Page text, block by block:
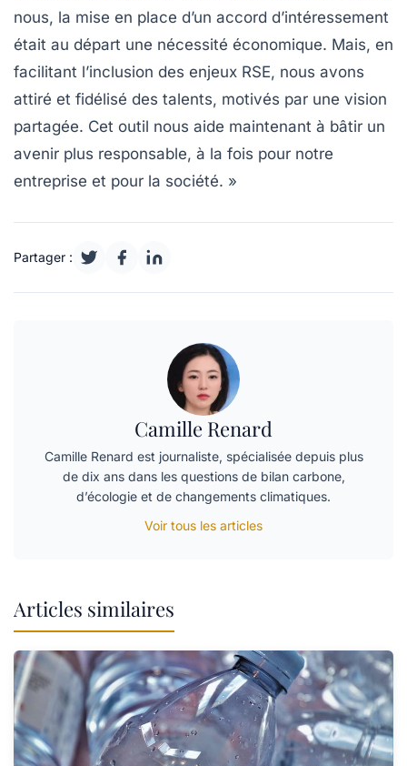
nous, la mise en place d’un accord d’intéressement
était au départ une nécessité économique. Mais, en
facilitant l’inclusion des enjeux RSE, nous avons
attiré et fidélisé des talents, motivés par une vision
partagée. Cet outil nous aide maintenant à bâtir un
avenir plus responsable, à la fois pour notre
entreprise et pour la société. »
Partager :
Camille Renard
Camille Renard est journaliste, spécialisée depuis plus
de dix ans dans les questions de bilan carbone,
d’écologie et de changements climatiques.
Voir tous les articles
Articles similaires